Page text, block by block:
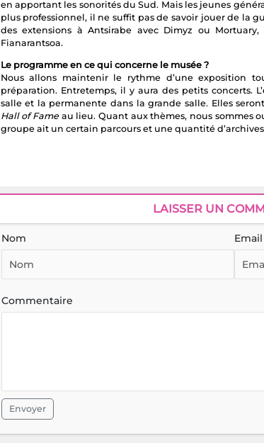
en apportant les sonorités du Sud. Mais les jeunes
plus professionnel, il ne suffit pas de savoir jouer de la
des extensions à Antsirabe avec Dimyz ou
Fianarantsoa.
Le programme en ce qui concerne le musée ?
Nous allons maintenir le rythme d’une exposition
préparation. Entretemps, il y aura des petits concerts.
salle et la permanente dans la grande salle. Elles
Hall of Fame au lieu. Quant aux thèmes, nous sommes
groupe ait un certain parcours et une quantité
LAISSER UN
Nom Email
Commentaire
Envoyer